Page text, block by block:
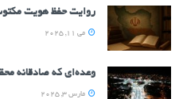
روایت حفظ هویت
می 11, 2025
وعده‌ای که صادقانه
مارس 3, 2025